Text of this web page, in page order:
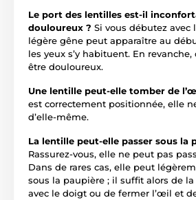
Le port des lentilles est-il
douloureux ? Si vous débutez avec
légère gêne peut apparaître au
les yeux s’y habituent. En
être douloureux.
Une lentille peut-elle tomber de
est correctement positionnée, elle
d’elle-même.
La lentille peut-elle passer sous la
Rassurez-vous, elle ne peut pas
Dans de rares cas, elle peut
sous la paupière ; il suffit alors de
avec le doigt ou de fermer l’œil et